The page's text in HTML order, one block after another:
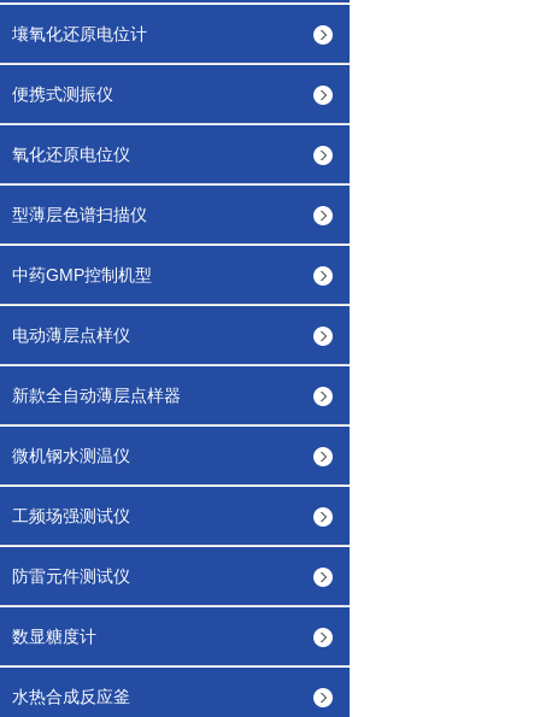
壤氧化还原电位计
便携式测振仪
氧化还原电位仪
型薄层色谱扫描仪
中药GMP控制机型
电动薄层点样仪
新款全自动薄层点样器
微机钢水测温仪
工频场强测试仪
防雷元件测试仪
数显糖度计
水热合成反应釜